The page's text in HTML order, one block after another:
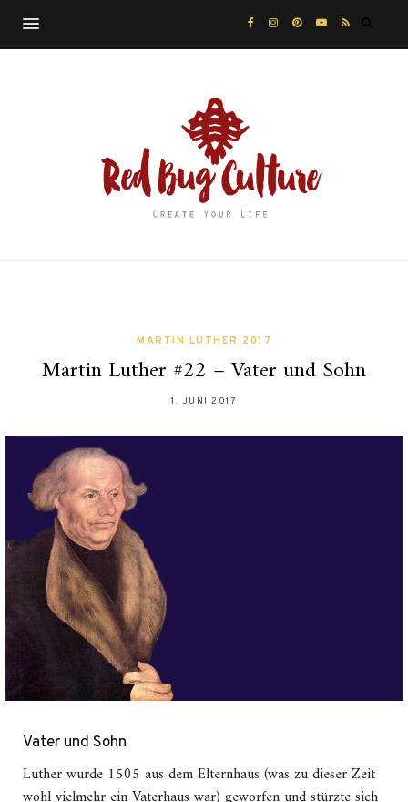
MARTIN LUTHER 2017
Martin Luther #22 – Vater und Sohn
1. JUNI 2017
Vater und Sohn
Luther wurde 1505 aus dem Elternhaus (was zu dieser Zeit